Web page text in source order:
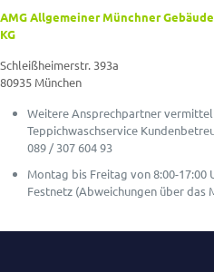
AMG Allgemeiner Münchner
KG
Schleißheimerstr. 393a
80935 München
Weitere Ansprechpartner
Teppichwaschservice
089 / 307 604 93
Montag bis Freitag von 8:00-17:00
Festnetz (Abweichungen über das